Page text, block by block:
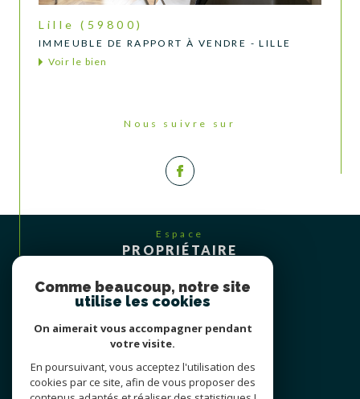
Lille (59800)
IMMEUBLE DE RAPPORT À VENDRE - LILLE
Voir le bien
Nous suivre sur
Espace
PROPRIÉTAIRE
Comme beaucoup, notre site
utilise les cookies
On aimerait vous accompagner pendant
votre visite.
En poursuivant, vous acceptez l'utilisation des
cookies par ce site, afin de vous proposer des